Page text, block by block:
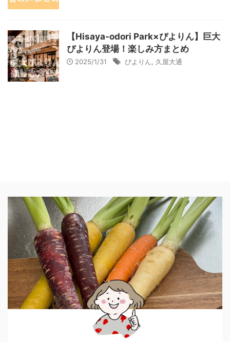
【Hisaya-odori Park×ぴよりん】巨大
ぴよりん登場！楽しみ方まとめ
2025/1/31 ぴよりん 久屋大通